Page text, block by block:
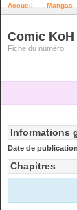
Accueil Mangas
Comic KoH
Fiche du numéro
Informations
Date de
Chapitres